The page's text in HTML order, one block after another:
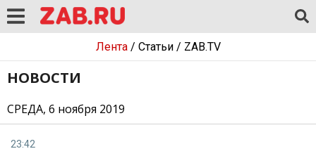
Лента/ Статьи/ ZAB.TV
НОВОСТИ
СРЕДА, 6 ноября 2019
23:42